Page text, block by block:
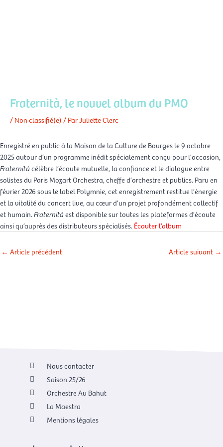
Fraternità, le nouvel album du PMO
/Non classifié(e)/ ParJuliette Clerc
Enregistré en public à la Maison de la Culture de Bourges le 9 octobre
2025autour d’un programme inédit spécialement conçu pour l’occasion,
Fraternitàcélèbre l’écoute mutuelle, la confiance et le dialogue entre
solistes du Paris Mozart Orchestra, cheffe d’orchestre et publics. Paru en
février 2026 sous le label Polymnie, cet enregistrement restitue l’énergie
et la vitalité du concert live, au cœur d’un projet profondément collectif
et humain.Fraternitàest disponible sur toutes les plateformes d’écoute
ainsi qu’auprès des distributeurs spécialisés.Écouter l’album
← Article précédent Article suivant →
Nous contacter
Saison 25/26
Orchestre Au Bahut
La Maestra
Mentions légales